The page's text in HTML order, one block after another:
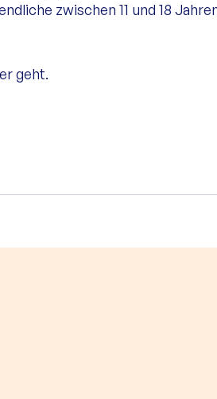
zwischen 11 und 18
geht.